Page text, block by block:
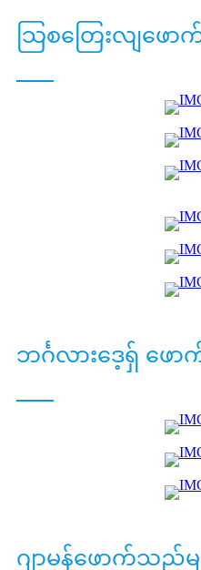
သြစတြေးလျဖော
ဘင်္ဂလားဒေ့ရှ် ဖေ
ဂျာမန်ဖောက်သည်မျ